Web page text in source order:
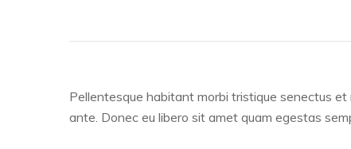
Pellentesque habitant morbi tristique senectus
ante. Donec eu libero sit amet quam egestas